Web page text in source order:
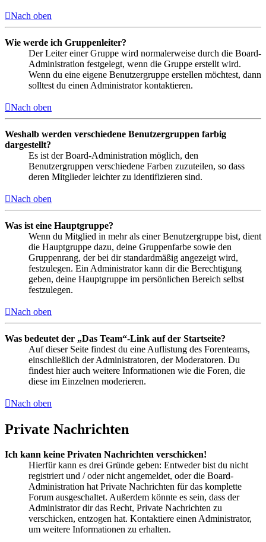
Nach oben
Wie werde ich Gruppenleiter?
Der Leiter einer Gruppe wird normalerweise durch die Board-
Administration festgelegt, wenn die Gruppe erstellt wird.
Wenn du eine eigene Benutzergruppe erstellen möchtest, dann
solltest du einen Administrator kontaktieren.
Nach oben
Weshalb werden verschiedene Benutzergruppen farbig
dargestellt?
Es ist der Board-Administration möglich, den
Benutzergruppen verschiedene Farben zuzuteilen, so dass
deren Mitglieder leichter zu identifizieren sind.
Nach oben
Was ist eine Hauptgruppe?
Wenn du Mitglied in mehr als einer Benutzergruppe bist, dient
die Hauptgruppe dazu, deine Gruppenfarbe sowie den
Gruppenrang, der bei dir standardmäßig angezeigt wird,
festzulegen. Ein Administrator kann dir die Berechtigung
geben, deine Hauptgruppe im persönlichen Bereich selbst
festzulegen.
Nach oben
Was bedeutet der „Das Team“-Link auf der Startseite?
Auf dieser Seite findest du eine Auflistung des Forenteams,
einschließlich der Administratoren, der Moderatoren. Du
findest hier auch weitere Informationen wie die Foren, die
diese im Einzelnen moderieren.
Nach oben
Private Nachrichten
Ich kann keine Privaten Nachrichten verschicken!
Hierfür kann es drei Gründe geben: Entweder bist du nicht
registriert und / oder nicht angemeldet, oder die Board-
Administration hat Private Nachrichten für das komplette
Forum ausgeschaltet. Außerdem könnte es sein, dass der
Administrator dir das Recht, Private Nachrichten zu
verschicken, entzogen hat. Kontaktiere einen Administrator,
um weitere Informationen zu erhalten.